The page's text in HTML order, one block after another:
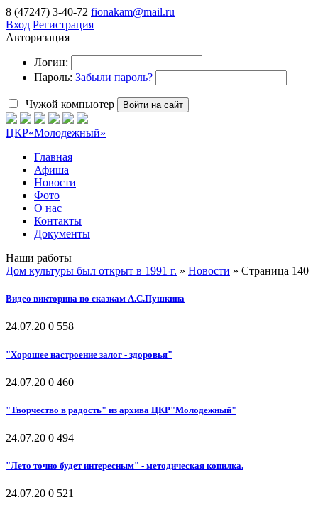
8 (47247) 3-40-72 fionakam@mail.ru
Вход Регистрация
Авторизация
Логин:
Пароль: Забыли пароль?
Чужой компьютер Войти на сайт
ЦКР«Молодежный»
Главная
Афиша
Новости
Фото
О нас
Контакты
Документы
Наши работы
Дом культуры был открыт в 1991 г. » Новости » Страница 140
Видео викторина по сказкам А.С.Пушкина
24.07.20 0 558
"Хорошее настроение залог - здоровья"
24.07.20 0 460
"Творчество в радость" из архива ЦКР"Молодежный"
24.07.20 0 494
"Лето точно будет интересным" - методическая копилка.
24.07.20 0 521